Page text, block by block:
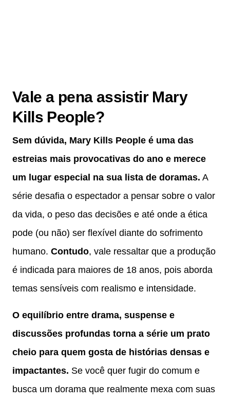
Vale a pena assistir Mary
Kills People?
Sem dúvida, Mary Kills People é uma das
estreias mais provocativas do ano e merece
um lugar especial na sua lista de doramas. A
série desafia o espectador a pensar sobre o valor
da vida, o peso das decisões e até onde a ética
pode (ou não) ser flexível diante do sofrimento
humano. Contudo, vale ressaltar que a produção
é indicada para maiores de 18 anos, pois aborda
temas sensíveis com realismo e intensidade.
O equilíbrio entre drama, suspense e
discussões profundas torna a série um prato
cheio para quem gosta de histórias densas e
impactantes. Se você quer fugir do comum e
busca um dorama que realmente mexa com suas